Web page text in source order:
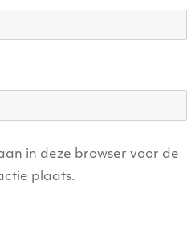
in deze browser voor de
plaats.